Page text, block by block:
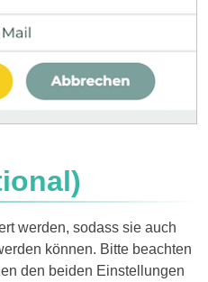
werden, sodass sie auch
können. Bitte beachten
den beiden Einstellungen